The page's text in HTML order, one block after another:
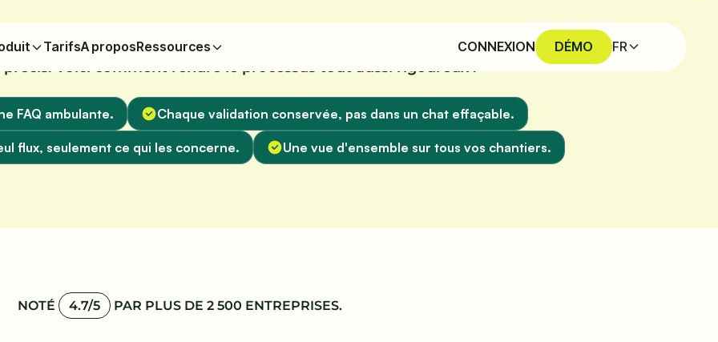
TarifsA proposRessources CONNEXION DÉMO FR
Voici comment rendre le processus tout aussi rigoureux :
FAQ ambulante. Chaque validation conservée, pas dans un chat effaçable.
flux, seulement ce qui les concerne. Une vue d'ensemble sur tous vos chantiers.
NOTÉ 4.7/5 PAR PLUS DE 2 500 ENTREPRISES.